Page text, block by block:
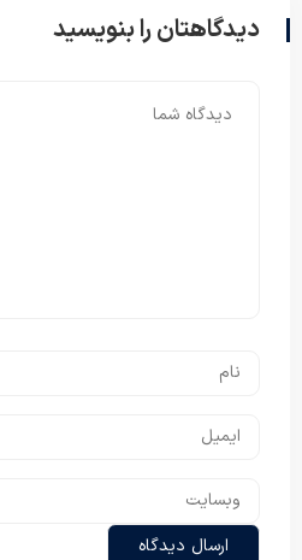
دیدگاهتان را بنویسید